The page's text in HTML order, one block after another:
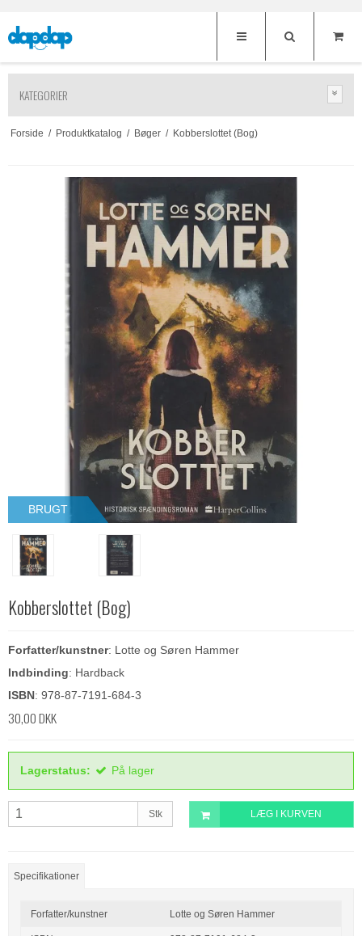
KATEGORIER
Forside / Produktkatalog / Bøger / Kobberslottet (Bog)
BRUGT
Kobberslottet (Bog)
Forfatter/kunstner: Lotte og Søren Hammer
Indbinding: Hardback
ISBN: 978-87-7191-684-3
30,00 DKK
Lagerstatus: På lager
Stk LÆG I KURVEN
Specifikationer
Forfatter/kunstner Lotte og Søren Hammer